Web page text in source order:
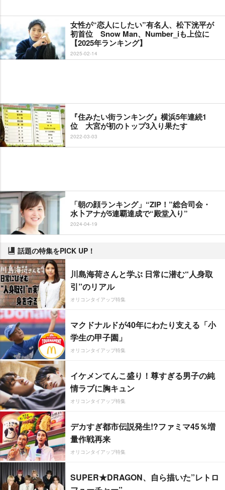
女性が“恋人にしたい”有名人、松下洸平が
初首位 Snow Man、Number_iも上位に
【2025年ランキング】
2025-02-14
『住みたい街ランキング』横浜5年連続1
位 大宮が初のトップ3入り果たす
2022-03-03
「朝の顔ランキング」“ZIP！”総合司会・
水卜アナが5連覇達成で“殿堂入り”
2024-04-19
話題の特集をPICK UP！
川島海荷さんと学ぶ 日常に潜む“人身取
引”のリアル
オリコンタイアップ特集
マクドナルドが40年にわたり支える「小
学生の甲子園」
オリコンタイアップ特集
イケメンてんこ盛り！尊すぎる男子の純
情ラブに胸キュン
オリコンタイアップ特集
デカすぎ都市伝説発生!?ファミマ45％増
量作戦再来
オリコンタイアップ特集
SUPER★DRAGON、自ら描いた”レトロ